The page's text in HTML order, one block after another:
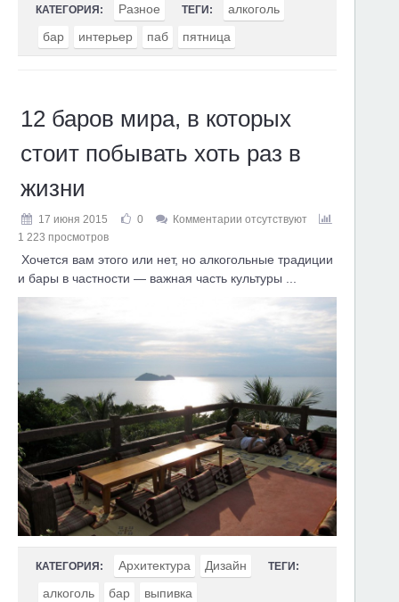
КАТЕГОРИЯ: Разное ТЕГИ:
алкоголь
бар
интерьер паб пятница
12 баров мира, в которых
стоит побывать хоть раз в
жизни
17 июня 2015 0
Комментарии отсутствуют
1 223 просмотров
Хочется вам этого или нет, но алкогольные традиции
и бары в частности — важная часть культуры ...
КАТЕГОРИЯ: Архитектура Дизайн ТЕГИ:
алкоголь бар выпивка